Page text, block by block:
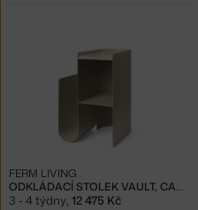
ODKLÁDACÍ STOLEK VAULT, CASHMERE
FERM LIVING
3 - 4 týdny, 12 475 Kč